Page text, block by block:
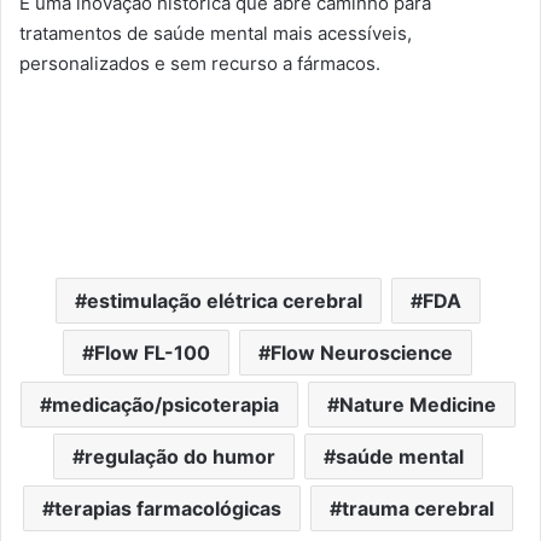
tratamentos de saúde mental mais acessíveis,
personalizados e sem recurso a fármacos.
estimulação elétrica cerebral FDA
Flow FL-100 Flow Neuroscience
medicação/psicoterapia Nature Medicine
regulação do humor saúde mental
terapias farmacológicas trauma cerebral